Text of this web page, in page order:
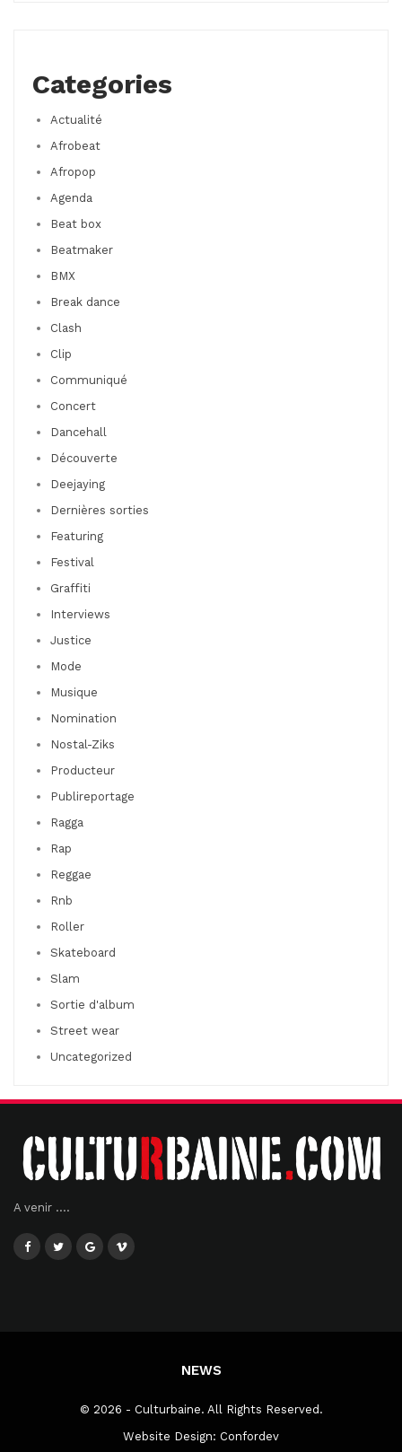
Categories
Actualité
Afrobeat
Afropop
Agenda
Beat box
Beatmaker
BMX
Break dance
Clash
Clip
Communiqué
Concert
Dancehall
Découverte
Deejaying
Dernières sorties
Featuring
Festival
Graffiti
Interviews
Justice
Mode
Musique
Nomination
Nostal-Ziks
Producteur
Publireportage
Ragga
Rap
Reggae
Rnb
Roller
Skateboard
Slam
Sortie d'album
Street wear
Uncategorized
A venir ....
NEWS
© 2026 - Culturbaine. All Rights Reserved.
Website Design: Confordev